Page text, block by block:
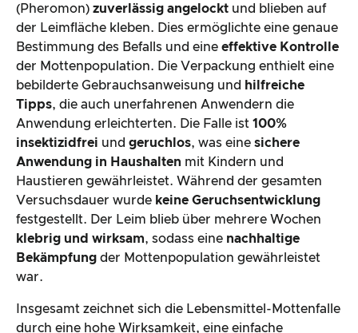
(Pheromon) zuverlässig angelockt und blieben auf
der Leimfläche kleben. Dies ermöglichte eine genaue
Bestimmung des Befalls und eine effektive Kontrolle
der Mottenpopulation. Die Verpackung enthielt eine
bebilderte Gebrauchsanweisung und hilfreiche
Tipps, die auch unerfahrenen Anwendern die
Anwendung erleichterten. Die Falle ist 100%
insektizidfrei und geruchlos, was eine sichere
Anwendung in Haushalten mit Kindern und
Haustieren gewährleistet. Während der gesamten
Versuchsdauer wurde keine Geruchsentwicklung
festgestellt. Der Leim blieb über mehrere Wochen
klebrig und wirksam, sodass eine nachhaltige
Bekämpfung der Mottenpopulation gewährleistet
war.
Insgesamt zeichnet sich die Lebensmittel-Mottenfalle
durch eine hohe Wirksamkeit, eine einfache